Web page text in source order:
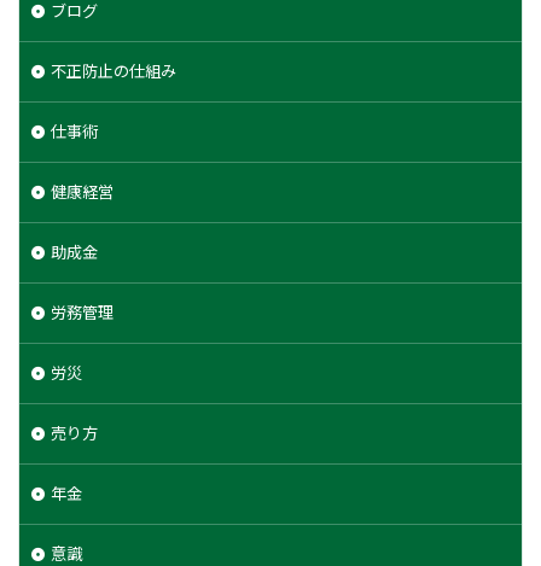
ブログ
不正防止の仕組み
仕事術
健康経営
助成金
労務管理
労災
売り方
年金
意識